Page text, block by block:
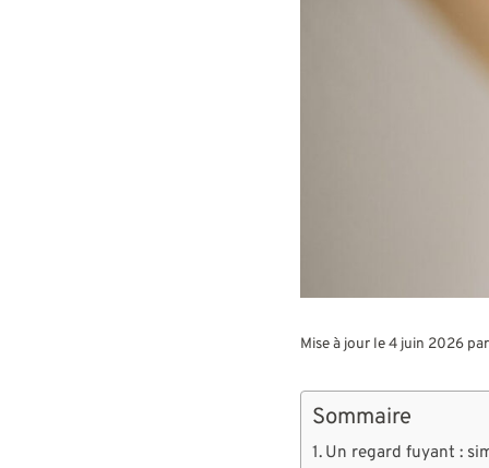
Mise à jour le 4 juin 2026
Sommaire
Un regard fuyant :